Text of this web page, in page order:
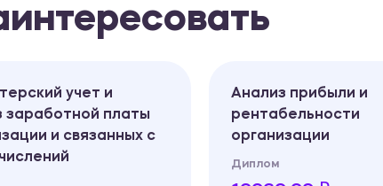
учет и
заработной платы
и связанных с
Анализ прибыли и
рентабельности
организации
Диплом